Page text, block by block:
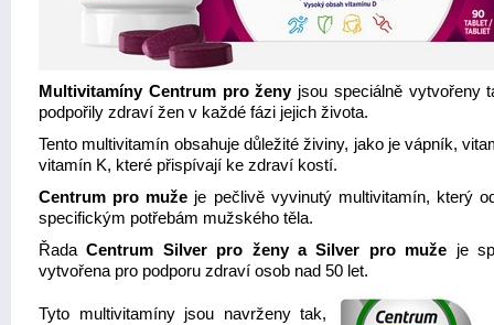
Multivitamíny Centrum pro ženyjsou speciálně vytvořeny
podpořily zdraví žen v každé fázi jejich života.
Tento multivitamín obsahuje důležité živiny, jako je vápník,
vitamín K, které přispívají ke zdraví kostí.
Centrum pro muže je pečlivě vyvinutý multivitamín, který
specifickým potřebám mužského těla.
ŘadaCentrum Silver pro ženy a Silver pro muže je
vytvořena pro podporu zdraví osob nad 50 let.
Tyto multivitamíny jsou navrženy tak,